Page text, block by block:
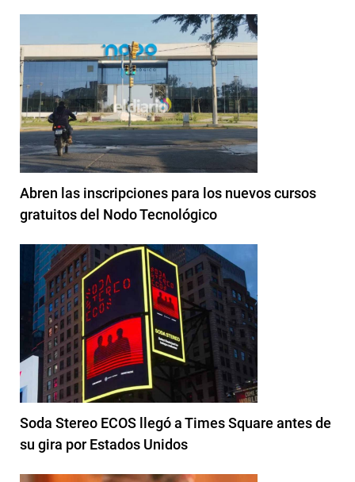
Abren las inscripciones para los nuevos cursos
gratuitos del Nodo Tecnológico
Soda Stereo ECOS llegó a Times Square antes de
su gira por Estados Unidos